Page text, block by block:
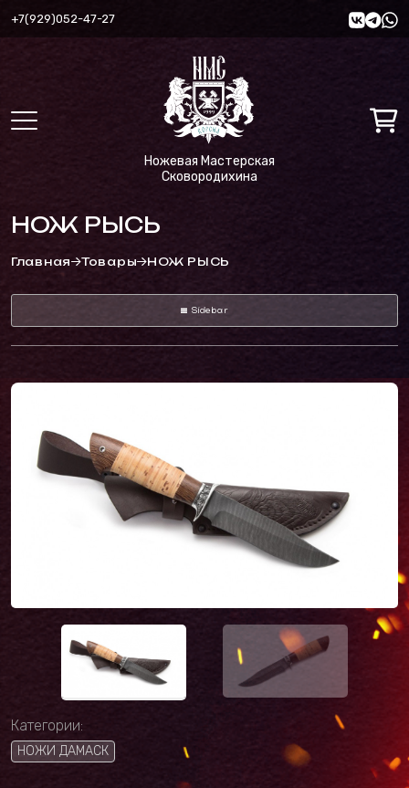
+7(929)052-47-27
Ножевая Мастерская
Сковородихина
НОЖ РЫСЬ
Главная Товары НОЖ РЫСЬ
Sidebar
Категории:
НОЖИ ДАМАСК